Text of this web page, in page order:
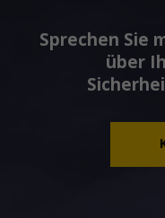
Sprechen Sie
über